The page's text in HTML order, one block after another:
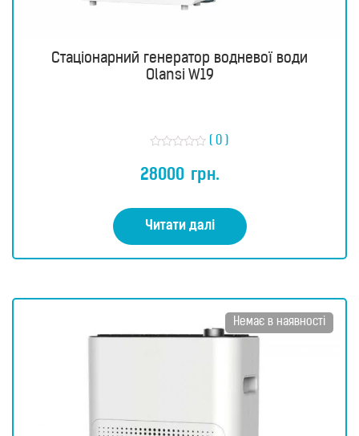
Стаціонарний генератор водневої води
Olansi W19
ц
і
н
о
в
5
( 0 )
28000 грн.
Читати далі
Немає в наявності